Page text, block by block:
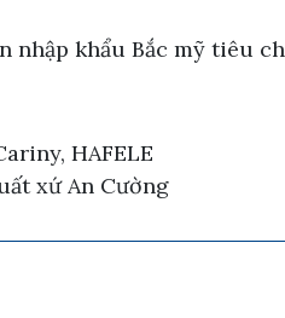
nhập khẩu Bắc mỹ tiêu
HAFELE
xứ An Cường